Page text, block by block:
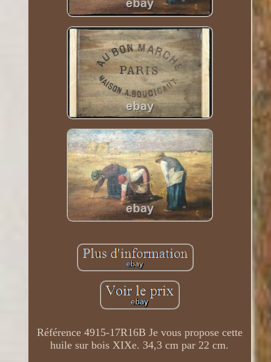
Référence 4915-17R16B Je vous propose cette
huile sur bois XIXe. 34,3 cm par 22 cm.